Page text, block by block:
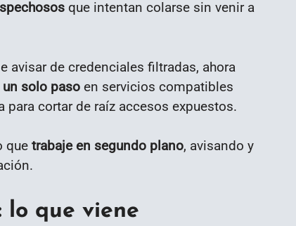
que intentan colarse sin venir a
avisar de credenciales filtradas, ahora
solo paso en servicios compatibles
cortar de raíz accesos expuestos.
que trabaje en segundo plano, avisando y
lo que viene